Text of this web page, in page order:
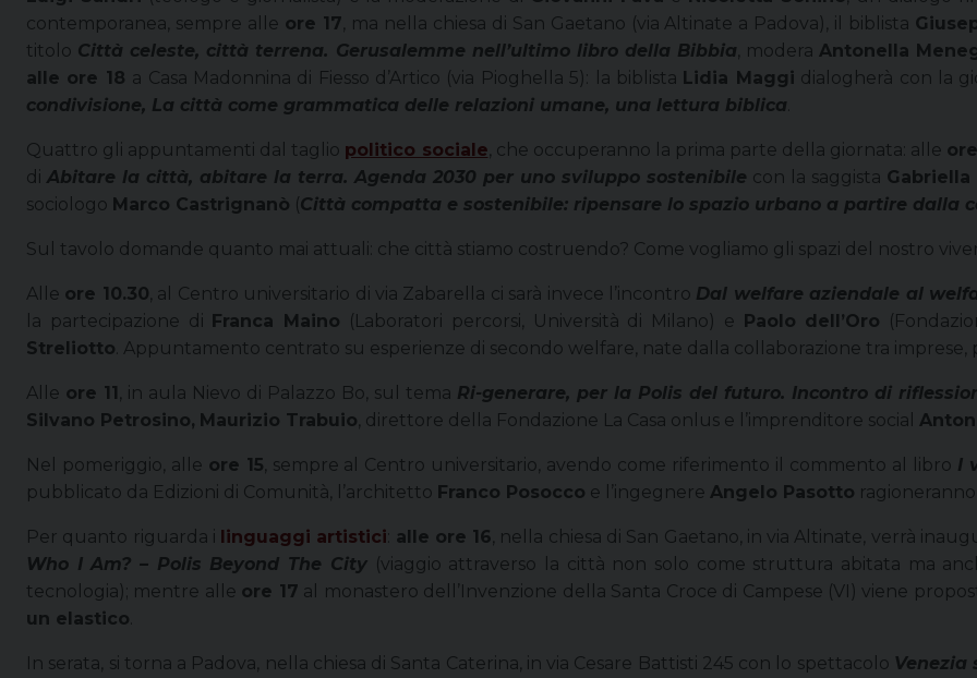
contemporanea, sempre alle ore 17 , ma nella chiesa di San Gaetano (via Altinate a Padova), il biblista
titolo Città celeste, città terrena. Gerusalemme nell’ultimo libro della Bibbia , modera Antonella
alle ore 18 a Casa Madonnina di Fiesso d’Artico (via Pioghella 5): la biblista Lidia Maggi dialogherà con la
condivisione, La città come grammatica delle relazioni umane, una lettura biblica
Quattro gli appuntamenti dal taglio politico sociale , che occuperanno la prima parte della giornata: alle
di Abitare la città, abitare la terra. Agenda 2030 per uno sviluppo sostenibile con la saggista Gabriella
sociologo Marco Castrignanò (Città compatta e sostenibile: ripensare lo spazio urbano a partire dalla
Sul tavolo domande quanto mai attuali: che città stiamo costruendo? Come vogliamo gli spazi del nostro
Alle ore 10.30 , al Centro universitario di via Zabarella ci sarà invece l’incontro Dal welfare aziendale al
la partecipazione di Franca Maino (Laboratori percorsi, Università di Milano) e Paolo dell’Oro
Streliotto . Appuntamento centrato su esperienze di secondo welfare, nate dalla collaborazione tra
Alle ore 11 , in aula Nievo di Palazzo Bo, sul tema Ri-generare, per la Polis del futuro. Incontro di
Silvano Petrosino, Maurizio Trabuio , direttore della Fondazione La Casa onlus e l’imprenditore social
Nel pomeriggio, alle ore 15 , sempre al Centro universitario, avendo come riferimento il commento al libro I
pubblicato da Edizioni di Comunità, l’architetto Franco Posocco e l’ingegnere Angelo Pasotto
Per quanto riguarda i linguaggi artistici alle ore 16 , nella chiesa di San Gaetano, in via Altinate, verrà
Who I Am? – Polis Beyond The City(viaggio attraverso la città non solo come struttura abitata ma
tecnologia); mentre alle ore 17 al monastero dell’Invenzione della Santa Croce di Campese (VI) viene
un elastico
In serata, si torna a Padova, nella chiesa di Santa Caterina, in via Cesare Battisti 245 con lo spettacolo Venezia